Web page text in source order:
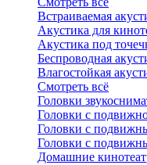
Встраиваемая
Акустика для
Акустика под
Беспроводная
Влагостойкая
Смотреть всё
Головки
Головки с
Головки с
Головки с
Домашние